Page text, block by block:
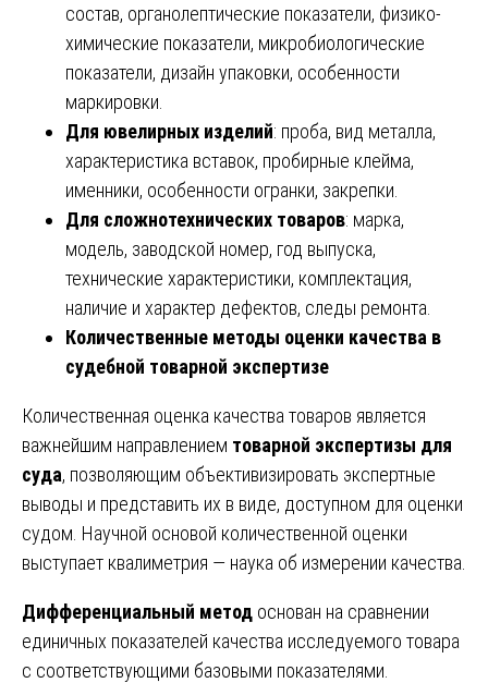
состав, органолептические показатели, физико-
химические показатели, микробиологические
показатели, дизайн упаковки, особенности
маркировки.
Для ювелирных изделий: проба, вид металла,
характеристика вставок, пробирные клейма,
именники, особенности огранки, закрепки.
Для сложнотехнических товаров: марка,
модель, заводской номер, год выпуска,
технические характеристики, комплектация,
наличие и характер дефектов, следы ремонта.
Количественные методы оценки качества в
судебной товарной экспертизе
Количественная оценка качества товаров является
важнейшим направлением товарной экспертизы для
суда, позволяющим объективизировать экспертные
выводы и представить их в виде, доступном для оценки
судом. Научной основой количественной оценки
выступает квалиметрия — наука об измерении качества.
Дифференциальный метод основан на сравнении
единичных показателей качества исследуемого товара
с соответствующими базовыми показателями.